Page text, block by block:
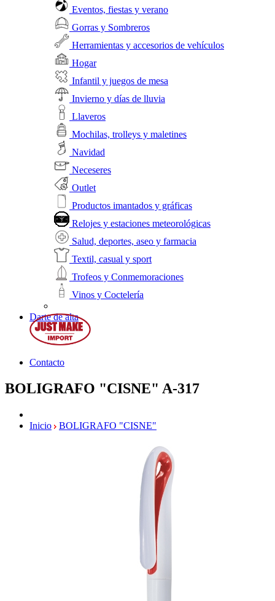
Eventos, fiestas y verano
Gorras y Sombreros
Herramientas y accesorios de vehículos
Hogar
Infantil y juegos de mesa
Invierno y días de lluvia
Llaveros
Mochilas, trolleys y maletines
Navidad
Neceseres
Outlet
Productos imantados y gráficas
Relojes y estaciones meteorológicas
Salud, deportes, aseo y farmacia
Textil, casual y sport
Trofeos y Conmemoraciones
Vinos y Coctelería
Darte de alta
Contacto
BOLIGRAFO "CISNE" A-317
Inicio BOLIGRAFO "CISNE"